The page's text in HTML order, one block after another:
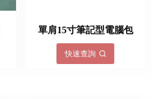
單肩15寸筆記型電腦包
快速查詢